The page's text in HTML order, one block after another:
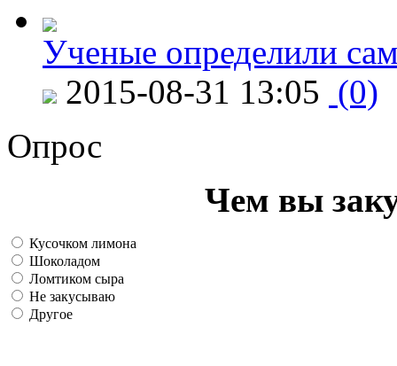
Ученые определили
2015-08-31 13:05 (0)
Опрос
Чем вы
Кусочком лимона
Шоколадом
Ломтиком сыра
Не закусываю
Другое